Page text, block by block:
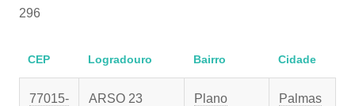
296
CEP Logradouro Bairro Cidade
77015-
ARSO 23
Plano
Palmas